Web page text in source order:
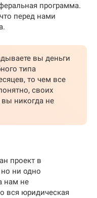
программа.
перед нами
вы деньги
типа
то чем все
своих
никогда не
проект в
ни одно
нам не
вся юридическая